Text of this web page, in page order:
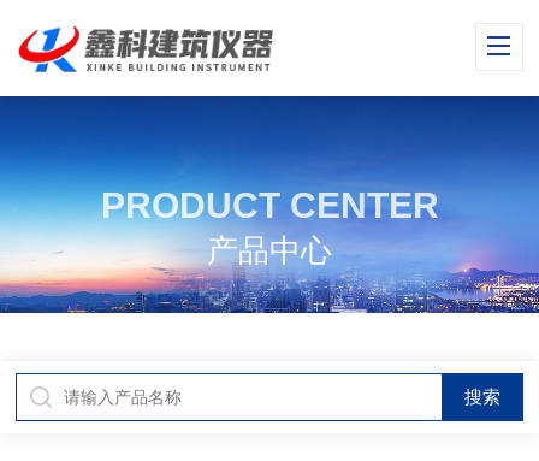
PRODUCT CENTER
产品中心